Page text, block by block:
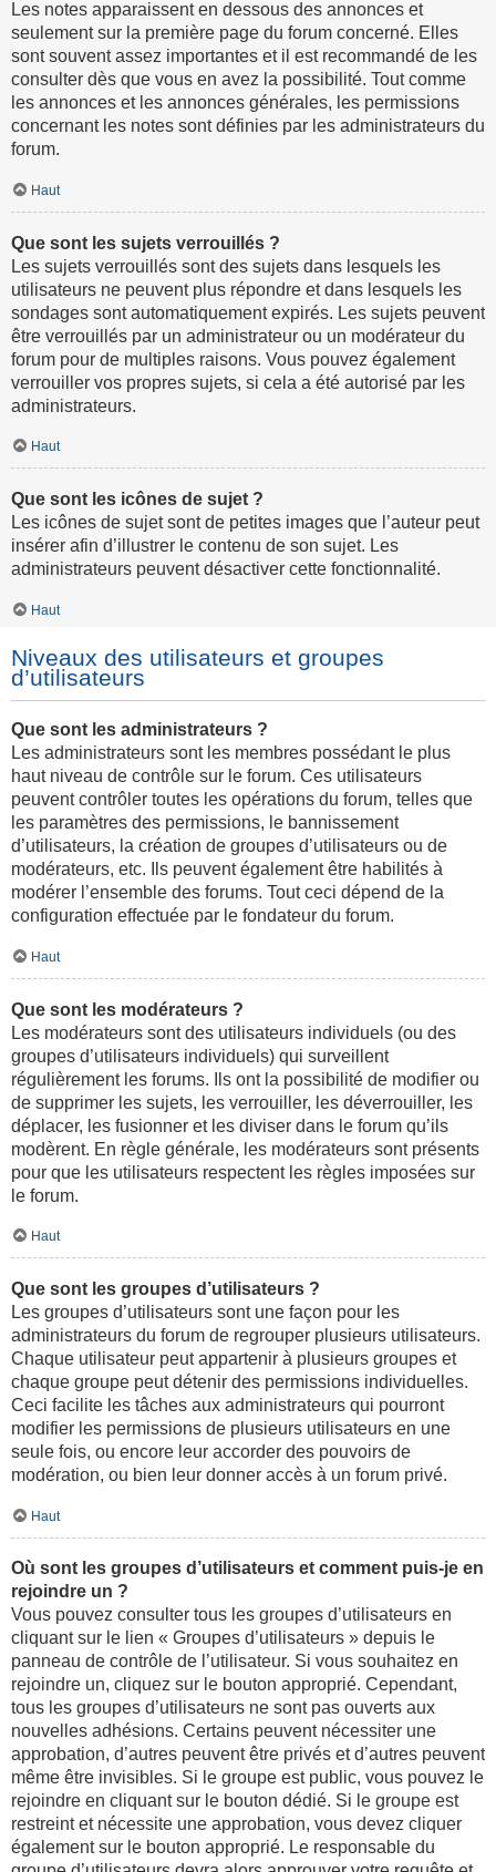
Les notes apparaissent en dessous des annonces et
seulement sur la première page du forum concerné. Elles
sont souvent assez importantes et il est recommandé de les
consulter dès que vous en avez la possibilité. Tout comme
les annonces et les annonces générales, les permissions
concernant les notes sont définies par les administrateurs du
forum.
Haut
Que sont les sujets verrouillés ?
Les sujets verrouillés sont des sujets dans lesquels les
utilisateurs ne peuvent plus répondre et dans lesquels les
sondages sont automatiquement expirés. Les sujets peuvent
être verrouillés par un administrateur ou un modérateur du
forum pour de multiples raisons. Vous pouvez également
verrouiller vos propres sujets, si cela a été autorisé par les
administrateurs.
Haut
Que sont les icônes de sujet ?
Les icônes de sujet sont de petites images que l’auteur peut
insérer afin d’illustrer le contenu de son sujet. Les
administrateurs peuvent désactiver cette fonctionnalité.
Haut
Niveaux des utilisateurs et groupes
d’utilisateurs
Que sont les administrateurs ?
Les administrateurs sont les membres possédant le plus
haut niveau de contrôle sur le forum. Ces utilisateurs
peuvent contrôler toutes les opérations du forum, telles que
les paramètres des permissions, le bannissement
d’utilisateurs, la création de groupes d’utilisateurs ou de
modérateurs, etc. Ils peuvent également être habilités à
modérer l’ensemble des forums. Tout ceci dépend de la
configuration effectuée par le fondateur du forum.
Haut
Que sont les modérateurs ?
Les modérateurs sont des utilisateurs individuels (ou des
groupes d’utilisateurs individuels) qui surveillent
régulièrement les forums. Ils ont la possibilité de modifier ou
de supprimer les sujets, les verrouiller, les déverrouiller, les
déplacer, les fusionner et les diviser dans le forum qu’ils
modèrent. En règle générale, les modérateurs sont présents
pour que les utilisateurs respectent les règles imposées sur
le forum.
Haut
Que sont les groupes d’utilisateurs ?
Les groupes d’utilisateurs sont une façon pour les
administrateurs du forum de regrouper plusieurs utilisateurs.
Chaque utilisateur peut appartenir à plusieurs groupes et
chaque groupe peut détenir des permissions individuelles.
Ceci facilite les tâches aux administrateurs qui pourront
modifier les permissions de plusieurs utilisateurs en une
seule fois, ou encore leur accorder des pouvoirs de
modération, ou bien leur donner accès à un forum privé.
Haut
Où sont les groupes d’utilisateurs et comment puis-je en
rejoindre un ?
Vous pouvez consulter tous les groupes d’utilisateurs en
cliquant sur le lien « Groupes d’utilisateurs » depuis le
panneau de contrôle de l’utilisateur. Si vous souhaitez en
rejoindre un, cliquez sur le bouton approprié. Cependant,
tous les groupes d’utilisateurs ne sont pas ouverts aux
nouvelles adhésions. Certains peuvent nécessiter une
approbation, d’autres peuvent être privés et d’autres peuvent
même être invisibles. Si le groupe est public, vous pouvez le
rejoindre en cliquant sur le bouton dédié. Si le groupe est
restreint et nécessite une approbation, vous devez cliquer
également sur le bouton approprié. Le responsable du